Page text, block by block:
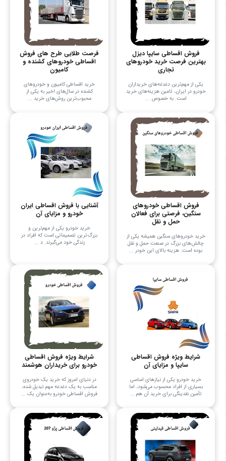
فروش اقساطی سایپا دیزل
بهترین فرصت خرید خودروهای
تجاری
یکی از مهم‌ترین دغدغه‌های خریداران
خودرو در ایران، تامین هزینه‌های خرید
است. به خصوص ...
فرصت طلایی طرح های فروش
اقساطی خودروهای کشنده و
کامیون
خرید اقساطی کامیون و خودروهای
کشنده در سال‌های اخیر به یکی از
محبوب‌ترین روش‌های خرید ...
فروش اقساطی خودروهای
سنگین، فرصتی برای فعالان
حمل و نقل
خرید خودروهای سنگین همیشه یکی از
چالش‌های بزرگ در صنعت حمل و نقل
بوده است. هزینه بالای این خودر ...
آشنایی با فروش اقساطی ایران
خودرو و مزایای آن
خرید خودرو یکی از مهم‌ترین و
بزرگ‌ترین تصمیماتی است که افراد در
زندگی خود می‌گیرند. د ...
شرایط ویژه فروش اقساطی
سایپا و مزایای آن
خرید خودرو یکی از نیازهای اساسی
بسیاری از افراد محسوب می‌شود، اما
تأمین نقدینگی برای خرید آن هم ...
شرایط ویژه فروش اقساطی
خودرو برای خریداران هوشمند
در دنیای امروز که خرید یک خودروی
مناسب به یک دغدغه مهم تبدیل شده،
فروش اقساطی خودرو به‌عنوان یک ...